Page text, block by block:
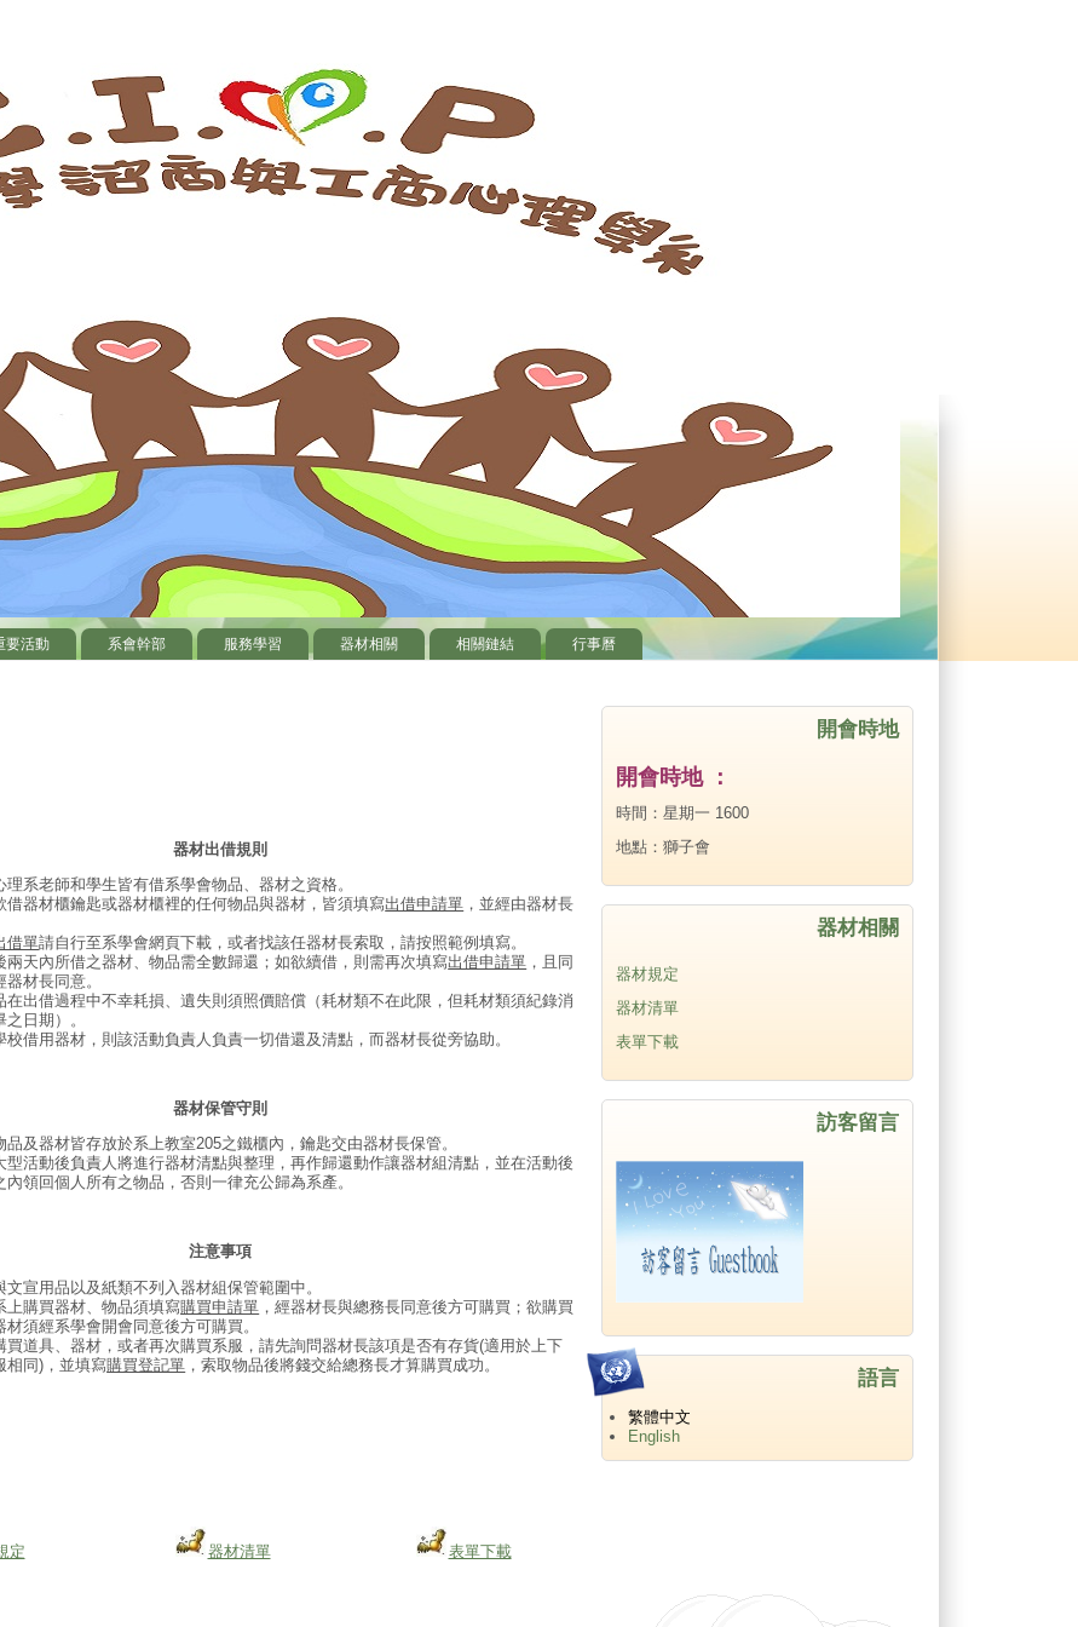
要活動 系會幹部 服務學習 器材相關 相關鏈結 行事曆
器材出借規則
理系老師和學生皆有借系學會物品、器材之資格。
借器材櫃鑰匙或器材櫃裡的任何物品與器材，皆須填寫出借申請單 ，並經由器材長
借單請自行至系學會網頁下載，或者找該任器材長索取，請按照範例填寫。
兩天內所借之器材、物品需全數歸還；如欲續借，則需再次填寫出借申請單 ，且同
器材長同意。
在出借過程中不幸耗損、遺失則須照價賠償（耗材類不在此限，但耗材類須紀錄消
之日期）。
校借用器材，則該活動負責人負責一切借還及清點，而器材長從旁協助。
器材保管守則
品及器材皆存放於系上教室205之鐵櫃內，鑰匙交由器材長保管。
型活動後負責人將進行器材清點與整理，再作歸還動作讓器材組清點，並在活動後
內領回個人所有之物品，否則一律充公歸為系產。
注意事項
文宣用品以及紙類不列入器材組保管範圍中。
上購買器材、物品須填寫購買申請單 ，經器材長與總務長同意後方可購買；欲購買
材須經系學會開會同意後方可購買。
買道具、器材，或者再次購買系服，請先詢問器材長該項是否有存貨(適用於上下
相同)，並填寫購買登記單 ，索取物品後將錢交給總務長才算購買成功。
定 器材清單 表單下載
開會時地
開會時地 ：
時間：星期一 1600
地點：獅子會
器材相關
器材規定
器材清單
表單下載
訪客留言
語言
繁體中文
English